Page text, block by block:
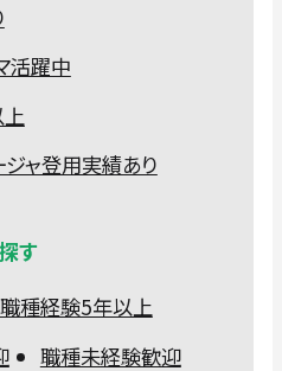
活躍中
ャ登用実績あり
す
種経験5年以上
職種未経験歓迎